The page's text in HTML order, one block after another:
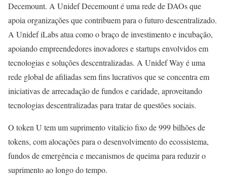
Decemount. A Unidef Decemount é uma rede de DAOs que
apoia organizações que contribuem para o futuro descentralizado.
A Unidef iLabs atua como o braço de investimento e incubação,
apoiando empreendedores inovadores e startups envolvidos em
tecnologias e soluções descentralizadas. A Unidef Way é uma
rede global de afiliadas sem fins lucrativos que se concentra em
iniciativas de arrecadação de fundos e caridade, aproveitando
tecnologias descentralizadas para tratar de questões sociais.
O token U tem um suprimento vitalício fixo de 999 bilhões de
tokens, com alocações para o desenvolvimento do ecossistema,
fundos de emergência e mecanismos de queima para reduzir o
suprimento ao longo do tempo.